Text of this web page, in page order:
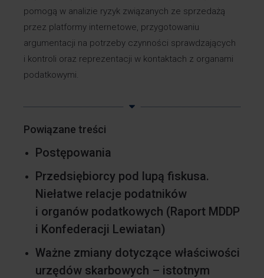
pomogą w analizie ryzyk związanych ze sprzedażą
przez platformy internetowe, przygotowaniu
argumentacji na potrzeby czynności sprawdzających
i kontroli oraz reprezentacji w kontaktach z organami
podatkowymi.
Powiązane treści
Postępowania
Przedsiębiorcy pod lupą fiskusa.
Niełatwe relacje podatników
i organów podatkowych (Raport MDDP
i Konfederacji Lewiatan)
Ważne zmiany dotyczące właściwości
urzędów skarbowych – istotnym